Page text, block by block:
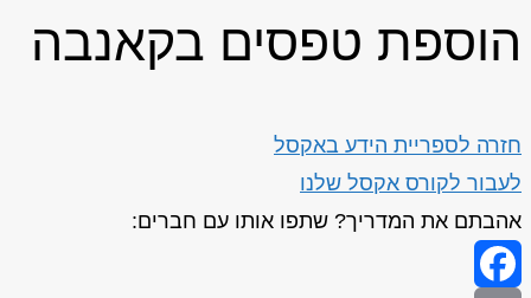
הוספת טפסים בקאנבה
חזרה לספריית הידע באקסל
לעבור לקורס אקסל שלנו
אהבתם את המדריך? שתפו אותו עם חברים: